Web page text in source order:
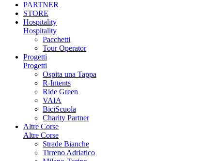
PARTNER
STORE
Hospitality
Hospitality
Pacchetti
Tour Operator
Progetti
Progetti
Ospita una Tappa
R-Intents
Ride Green
VAIA
BiciScuola
Charity Partner
Altre Corse
Altre Corse
Strade Bianche
Tirreno Adriatico